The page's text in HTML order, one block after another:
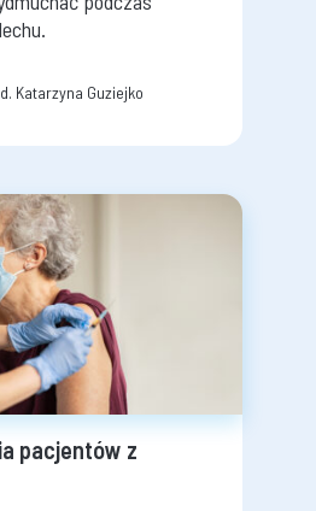
Katarzyna Guziejko
pacjentów z